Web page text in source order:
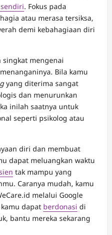
. Fokus pada
atau merasa tersiksa,
demi kebahagiaan diri
mengenai
Bila kamu
yang diterima sangat
dan menurunkan
inilah saatnya untuk
seperti psikolog atau
diri dan membuat
dapat meluangkan waktu
tak mampu yang
Caranya mudah, kamu
melalui Google
dapat berdonasi di
bantu mereka sekarang